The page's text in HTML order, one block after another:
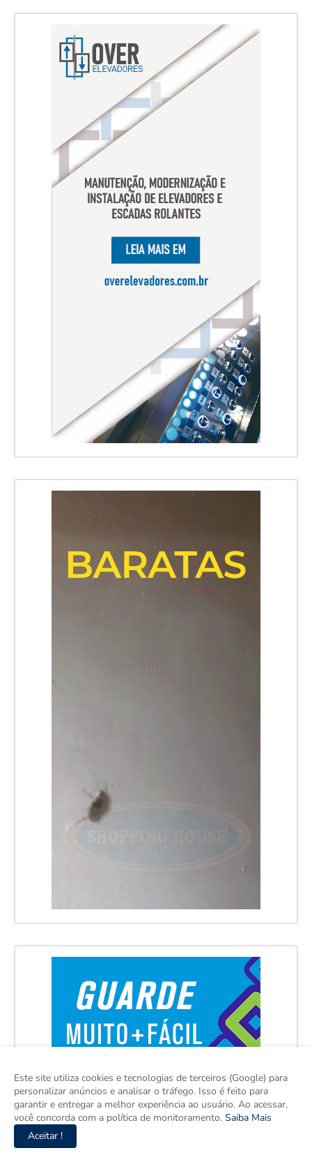
Este site utiliza cookies e tecnologias de terceiros (Google) para
personalizar anúncios e analisar o tráfego. Isso é feito para
garantir e entregar a melhor experiência ao usuário. Ao acessar,
você concorda com a política de monitoramento. Saiba Mais
Aceitar !